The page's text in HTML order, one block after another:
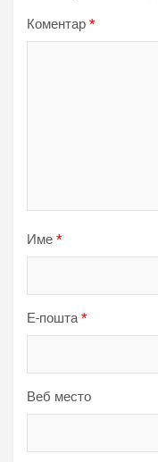
Коментар *
Име *
Е-пошта*
Веб место